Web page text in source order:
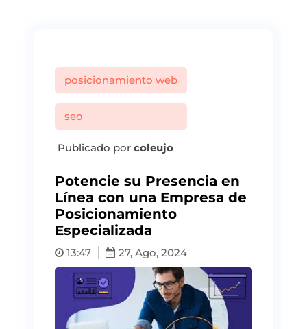
posicionamiento web
seo
Publicado por coleujo
Potencie su Presencia en
Línea con una Empresa de
Posicionamiento
Especializada
13:47 27, Ago, 2024